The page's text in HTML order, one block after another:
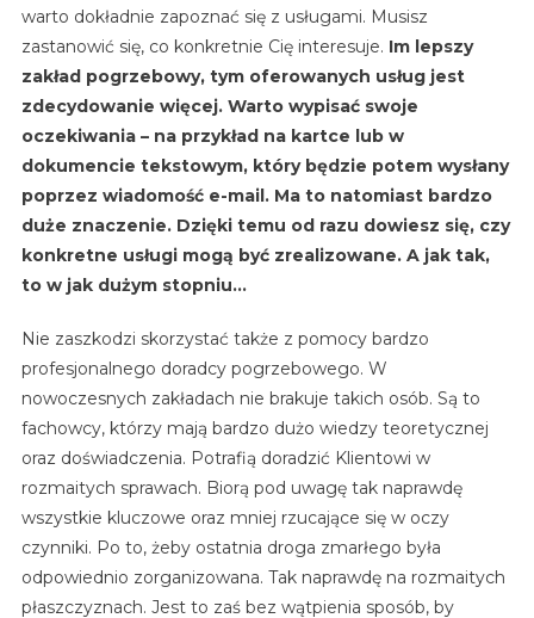
warto dokładnie zapoznać się z usługami. Musisz
zastanowić się, co konkretnie Cię interesuje. Im lepszy
zakład pogrzebowy, tym oferowanych usług jest
zdecydowanie więcej. Warto wypisać swoje
oczekiwania – na przykład na kartce lub w
dokumencie tekstowym, który będzie potem wysłany
poprzez wiadomość e-mail. Ma to natomiast bardzo
duże znaczenie. Dzięki temu od razu dowiesz się, czy
konkretne usługi mogą być zrealizowane. A jak tak,
to w jak dużym stopniu…
Nie zaszkodzi skorzystać także z pomocy bardzo
profesjonalnego doradcy pogrzebowego. W
nowoczesnych zakładach nie brakuje takich osób. Są to
fachowcy, którzy mają bardzo dużo wiedzy teoretycznej
oraz doświadczenia. Potrafią doradzić Klientowi w
rozmaitych sprawach. Biorą pod uwagę tak naprawdę
wszystkie kluczowe oraz mniej rzucające się w oczy
czynniki. Po to, żeby ostatnia droga zmarłego była
odpowiednio zorganizowana. Tak naprawdę na rozmaitych
płaszczyznach. Jest to zaś bez wątpienia sposób, by